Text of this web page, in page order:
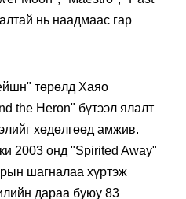
нь наадмаас гар
төрөлд Хаяо
the Heron" бүтээл ялалт
хөдөлгөөд амжив.
2003 онд "Spirited Away"
шагналаа хүртэж
дараа буюу 83